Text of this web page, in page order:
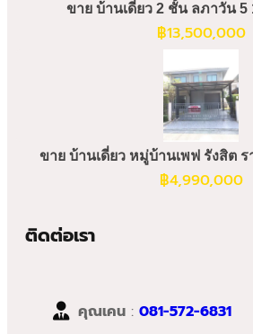
ขาย บ้านเดี่ยว 2 ชั้น ลภาวัน 5
฿13,500,000
ขาย บ้านเดี่ยว หมู่บ้านเพฟ รังสิต
฿4,990,000
ติดต่อเรา
คุณเคน : 081-572-6831